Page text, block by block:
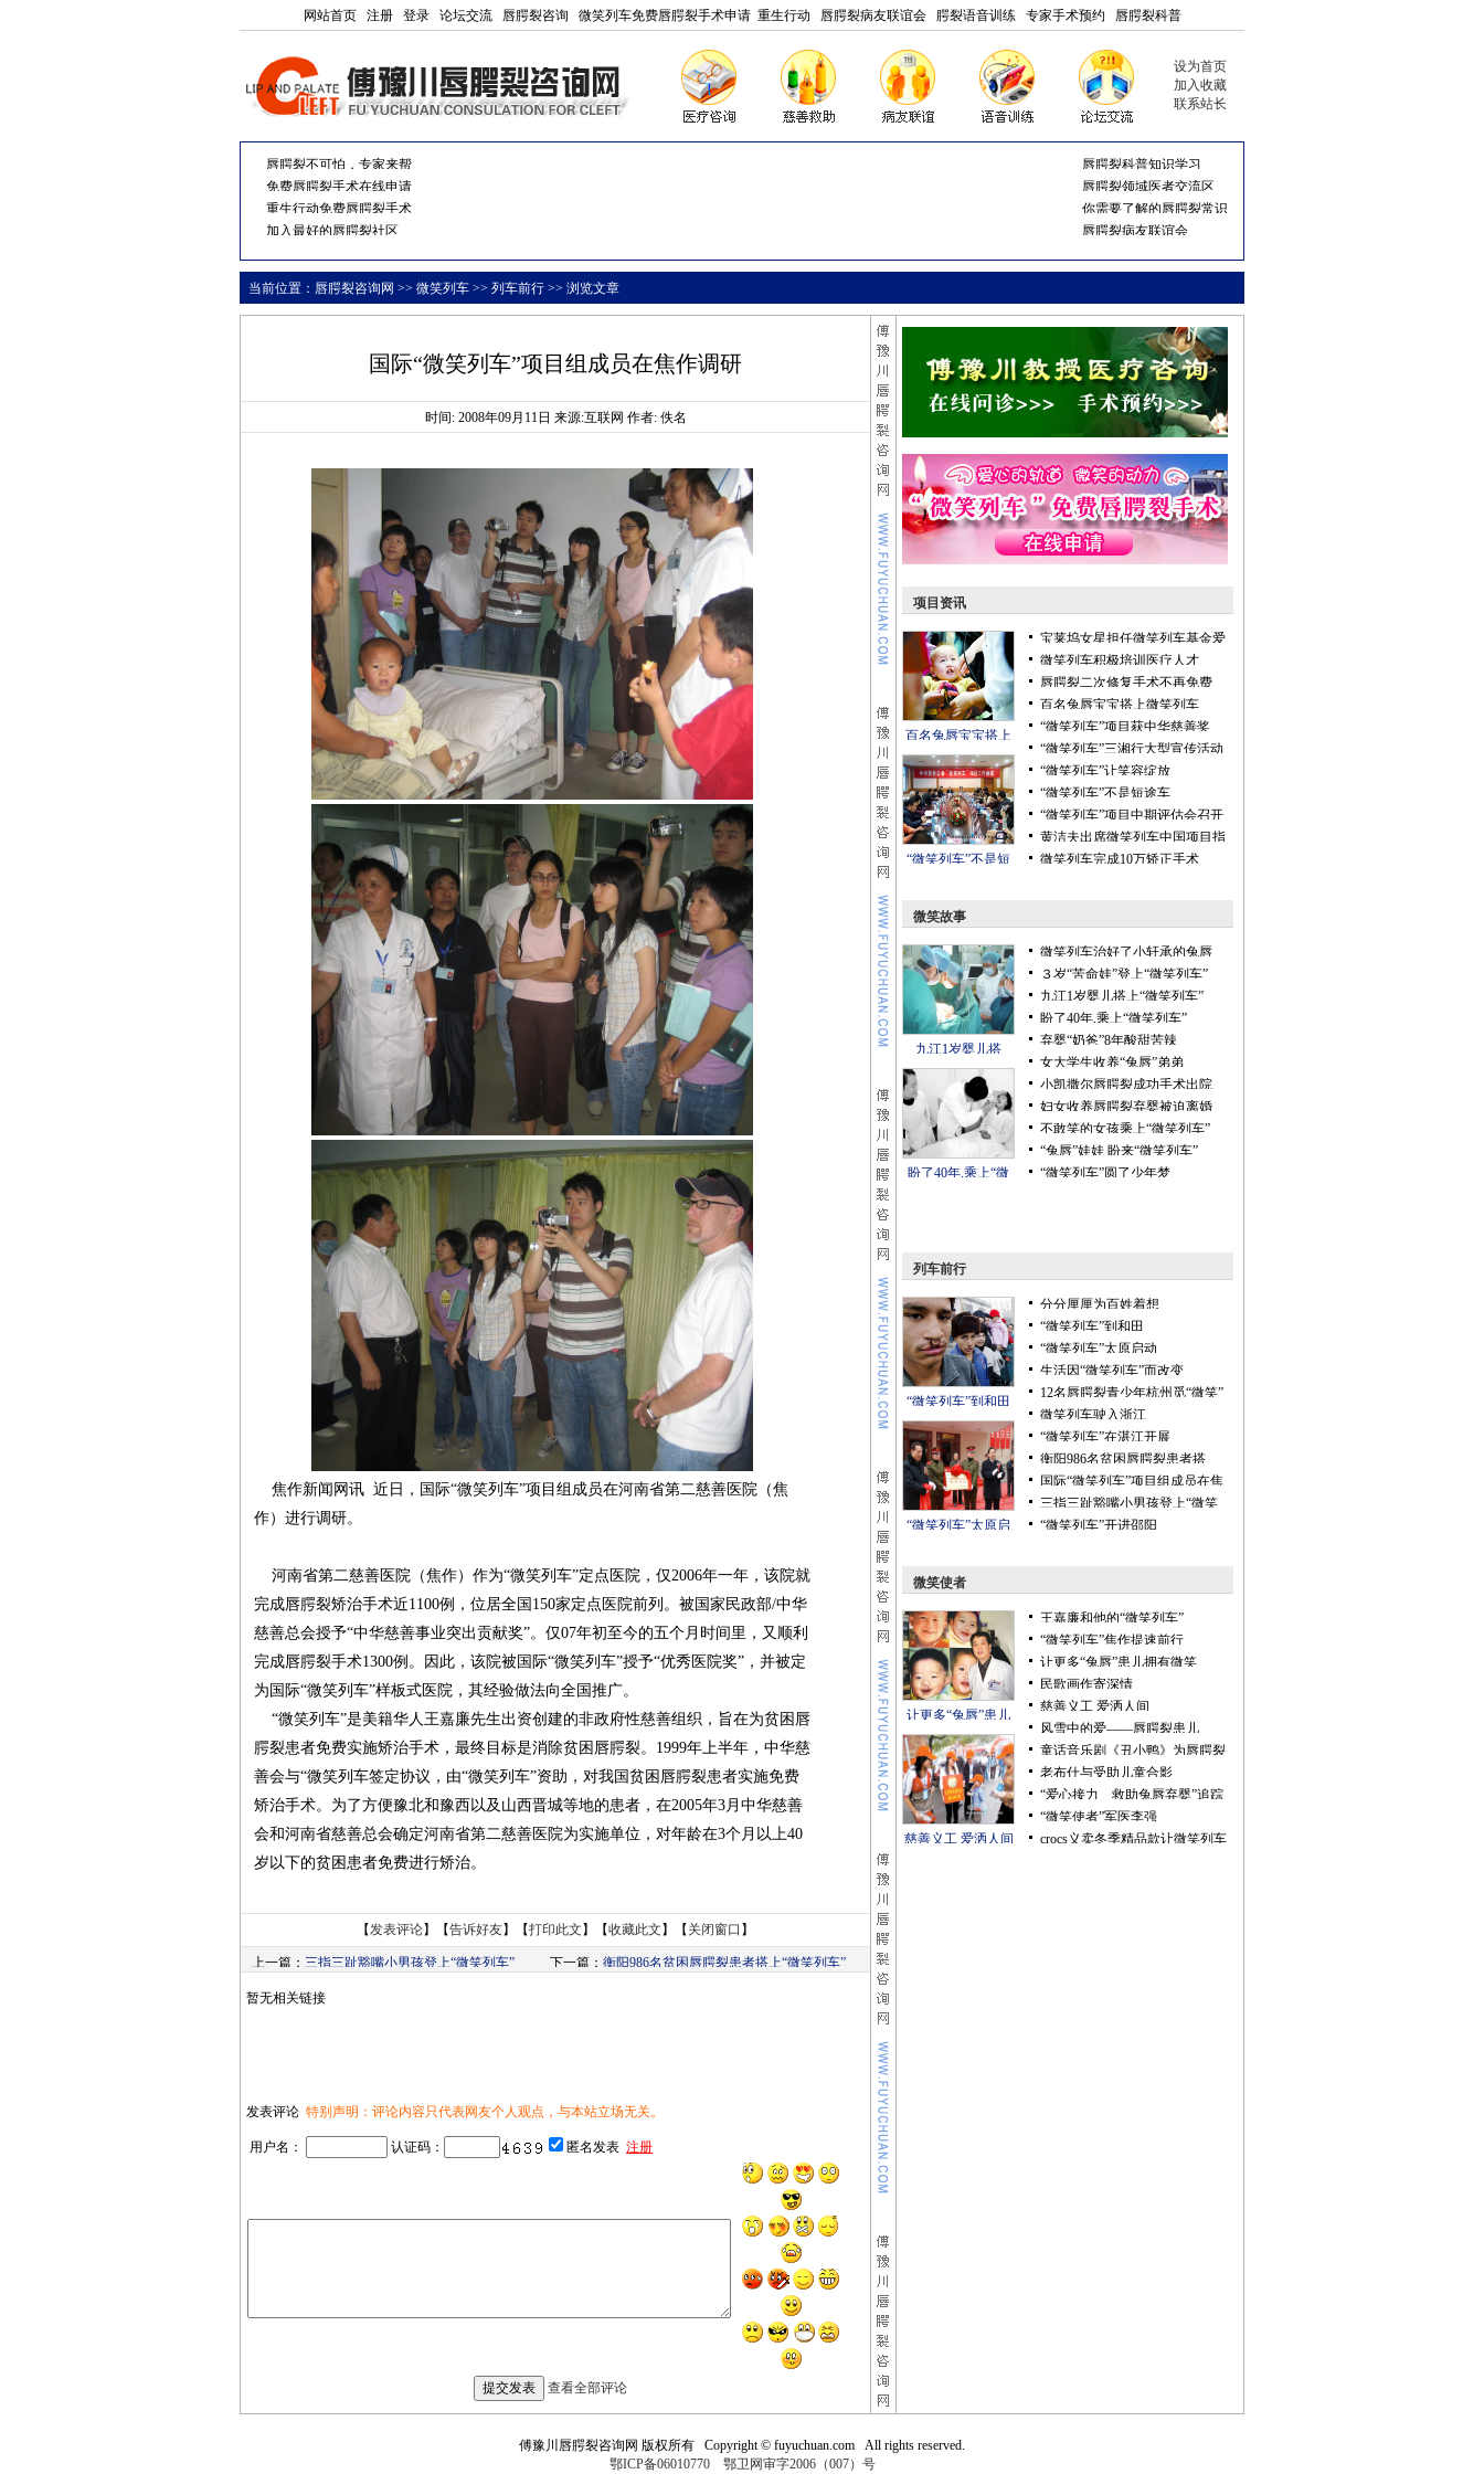
网站首页 注册 登录 论坛交流 唇腭裂咨询 微笑列车免费唇腭裂手术申请 重生行动 唇腭裂病友联谊会 腭裂语音训练 专家手术预约 唇腭裂科普
设为首页
加入收藏
联系站长
唇腭裂不可怕，专家来帮
免费唇腭裂手术在线申请
重生行动免费唇腭裂手术
加入最好的唇腭裂社区
唇腭裂科普知识学习
唇腭裂领域医者交流区
你需要了解的唇腭裂常识
唇腭裂病友联谊会
当前位置： 唇腭裂咨询网 >> 微笑列车 >> 列车前行 >> 浏览文章
国际“微笑列车”项目组成员在焦作调研
时间: 2008年09月11日 来源:互联网 作者: 佚名
焦作新闻网讯 近日，国际“微笑列车”项目组成员在河南省第二慈善医院（焦
作）进行调研。
河南省第二慈善医院（焦作）作为“微笑列车”定点医院，仅2006年一年，该院就
完成唇腭裂矫治手术近1100例，位居全国150家定点医院前列。被国家民政部/中华
慈善总会授予“中华慈善事业突出贡献奖”。仅07年初至今的五个月时间里，又顺利
完成唇腭裂手术1300例。因此，该院被国际“微笑列车”授予“优秀医院奖”，并被定
为国际“微笑列车”样板式医院，其经验做法向全国推广。
“微笑列车”是美籍华人王嘉廉先生出资创建的非政府性慈善组织，旨在为贫困唇
腭裂患者免费实施矫治手术，最终目标是消除贫困唇腭裂。1999年上半年，中华慈
善会与“微笑列车签定协议，由“微笑列车”资助，对我国贫困唇腭裂患者实施免费
矫治手术。为了方便豫北和豫西以及山西晋城等地的患者，在2005年3月中华慈善
会和河南省慈善总会确定河南省第二慈善医院为实施单位，对年龄在3个月以上40
岁以下的贫困患者免费进行矫治。
【发表评论】【告诉好友】【打印此文 】【收藏此文 】【 关闭窗口 】
上一篇： 三指三趾豁嘴小男孩登上“微笑列车” 下一篇： 衡阳986名贫困唇腭裂患者搭上“微笑列车”
暂无相关链接
发表评论 特别声明：评论内容只代表网友个人观点，与本站立场无关。
用户名： 认证码： 匿名发表 注册
查看全部评论
项目资讯
百名兔唇宝宝搭上
微笑列车
“微笑列车”不是短
宝莱坞女星担任微笑列车基金爱
心大使
微笑列车积极培训医疗人才
唇腭裂二次修复手术不再免费
百名兔唇宝宝搭上微笑列车
“微笑列车”项目获中华慈善奖
“微笑列车”三湘行大型宣传活动
“微笑列车”让笑容绽放
“微笑列车”不是短途车
“微笑列车”项目中期评估会召开
黄洁夫出席微笑列车中国项目指
导小组首次全体会仪
微笑列车完成10万矫正手术
微笑故事
九江1岁婴儿搭
上“微笑列车”
盼了40年,乘上“微
微笑列车治好了小轩承的兔唇
３岁“苦命娃”登上“微笑列车”
九江1岁婴儿搭上“微笑列车”
盼了40年,乘上“微笑列车”
弃婴“奶爸”8年酸甜苦辣
女大学生收养“兔唇”弟弟
小凯撒尔唇腭裂成功手术出院
妇女收养唇腭裂弃婴被迫离婚
不敢笑的女孩乘上“微笑列车”
“兔唇”娃娃 盼来“微笑列车”
“微笑列车”圆了少年梦
列车前行
“微笑列车”到和田
“微笑列车”太原启
分分厘厘为百姓着想
“微笑列车”到和田
“微笑列车”太原启动
生活因“微笑列车”而改变
12名唇腭裂青少年杭州觅“微笑”
微笑列车驶入浙江
“微笑列车”在湛江开展
衡阳986名贫困唇腭裂患者搭
上“微笑列车”
国际“微笑列车”项目组成员在焦
作调研
三指三趾豁嘴小男孩登上“微笑
列车”“微笑列车”开进邵阳
微笑使者
让更多“兔唇”患儿
拥有微笑
慈善义工 爱洒人间
王嘉廉和他的“微笑列车”
“微笑列车”焦作提速前行
让更多“兔唇”患儿拥有微笑
民歌画作寄深情
慈善义工 爱洒人间
风雪中的爱——唇腭裂患儿
童话音乐剧《丑小鸭》为唇腭裂
儿童筹款
老布什与受助儿童合影
“爱心接力 救助兔唇弃婴”追踪
“微笑使者”军医李强
crocs义卖冬季精品款让微笑列车
傅豫川唇腭裂咨询网 版权所有 Copyright © fuyuchuan.com All rights reserved.
鄂ICP备06010770 鄂卫网审字2006（007）号